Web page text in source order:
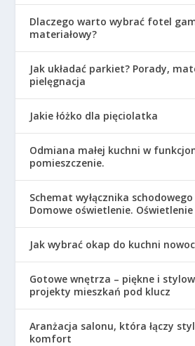
Dlaczego warto wybrać fotel
materiałowy?
Jak układać parkiet? Porady,
pielęgnacja
Jakie łóżko dla pięciolatka
Odmiana małej kuchni w
pomieszczenie.
Schemat wyłącznika
Domowe oświetlenie.
Jak wybrać okap do kuchni
Gotowe wnętrza – piękne i
projekty mieszkań pod klucz
Aranżacja salonu, która łączy
komfort